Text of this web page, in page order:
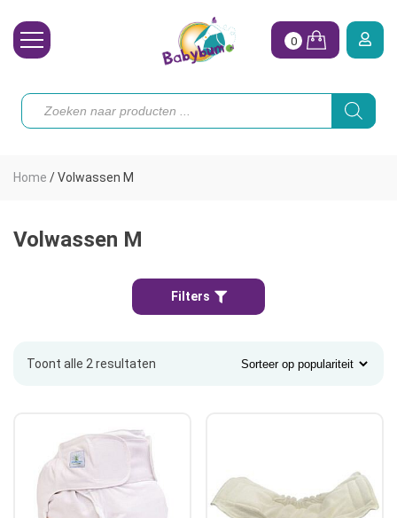
Toebehoren
Koopjes
0
Producten
zoeken
Home /Volwassen M
Volwassen M
Filters
Toont alle 2 resultaten